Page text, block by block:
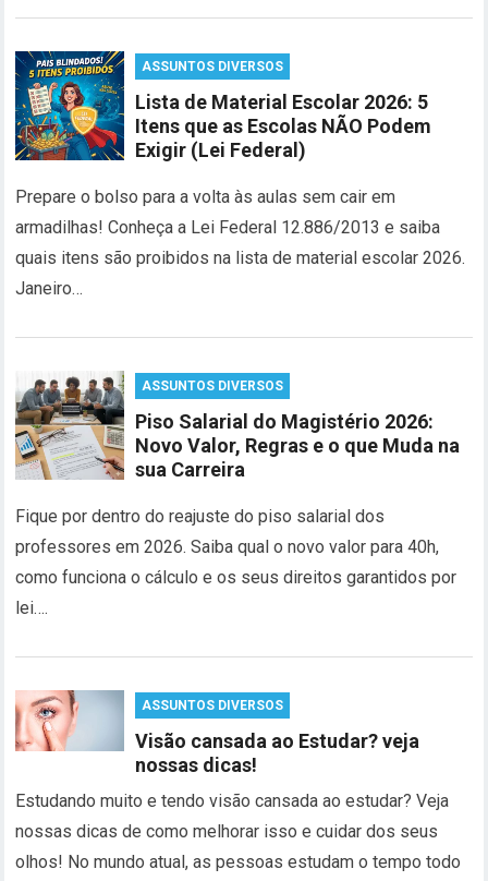
ASSUNTOS DIVERSOS
Lista de Material Escolar 2026: 5
Itens que as Escolas NÃO Podem
Exigir (Lei Federal)
Prepare o bolso para a volta às aulas sem cair em
armadilhas! Conheça a Lei Federal 12.886/2013 e saiba
quais itens são proibidos na lista de material escolar 2026.
Janeiro…
ASSUNTOS DIVERSOS
Piso Salarial do Magistério 2026:
Novo Valor, Regras e o que Muda na
sua Carreira
Fique por dentro do reajuste do piso salarial dos
professores em 2026. Saiba qual o novo valor para 40h,
como funciona o cálculo e os seus direitos garantidos por
lei….
ASSUNTOS DIVERSOS
Visão cansada ao Estudar? veja
nossas dicas!
Estudando muito e tendo visão cansada ao estudar? Veja
nossas dicas de como melhorar isso e cuidar dos seus
olhos! No mundo atual, as pessoas estudam o tempo todo